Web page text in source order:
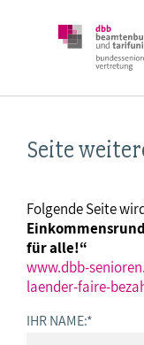
Seite
Folgende Seite
für alle!“
www.dbb-
laender-faire-
IHR NAME:*